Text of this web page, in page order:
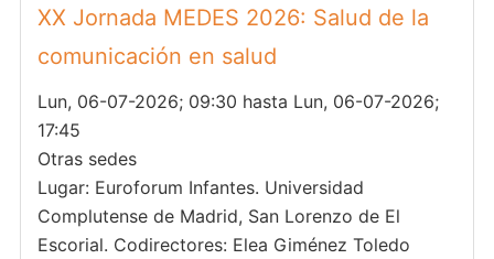
XX Jornada MEDES 2026: Salud de la
comunicación en salud
Lun, 06-07-2026; 09:30 hasta Lun, 06-07-2026;
17:45
Otras sedes
Lugar: Euroforum Infantes. Universidad
Complutense de Madrid, San Lorenzo de El
Escorial. Codirectores: Elea Giménez Toledo